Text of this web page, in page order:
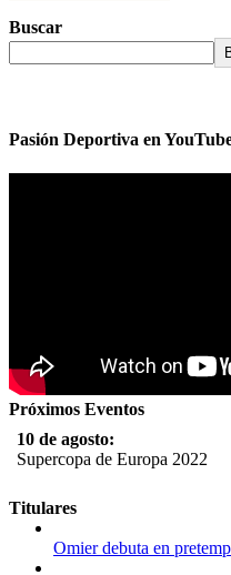
Buscar
Pasión Deportiva en
Próximos Eventos
10 de agosto:
Supercopa de Europa 2022
11 al 21 de agosto:
Campeonato Europeo de
12 de agosto:
Titulares
Omier debuta en